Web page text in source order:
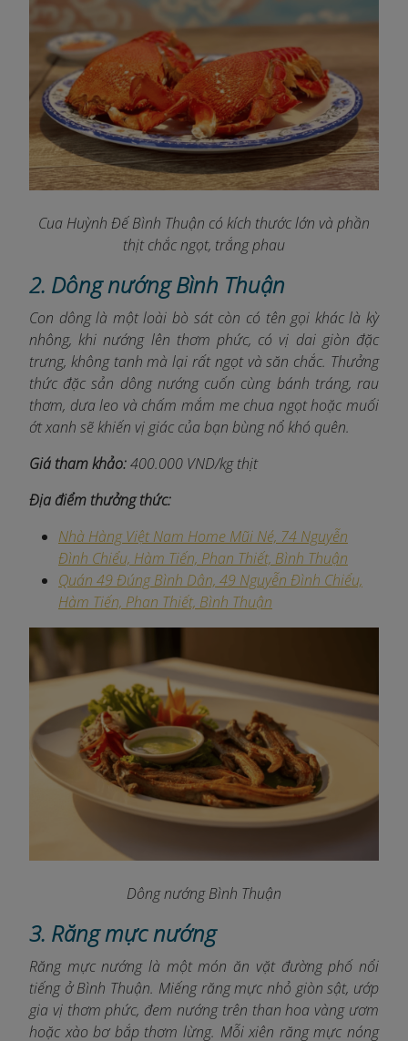
Cua Huỳnh Đế Bình Thuận có kích thước lớn và phần
thịt chắc ngọt, trắng phau
2. Dông nướng Bình Thuận
Con dông là một loài bò sát còn có tên gọi khác là kỳ
nhông, khi nướng lên thơm phức, có vị dai giòn đặc
trưng, không tanh mà lại rất ngọt và săn chắc. Thưởng
thức đặc sản dông nướng cuốn cùng bánh tráng, rau
thơm, dưa leo và chấm mắm me chua ngọt hoặc muối
ớt xanh sẽ khiến vị giác của bạn bùng nổ khó quên.
Giá tham khảo:400.000 VND/kg thịt
Địa điểm thưởng thức:
Nhà Hàng Việt Nam Home Mũi Né, 74 Nguyễn
Đình Chiểu, Hàm Tiến, Phan Thiết, Bình Thuận
Quán 49 Đúng Bình Dân, 49 Nguyễn Đình Chiểu,
Hàm Tiến, Phan Thiết, Bình Thuận
Dông nướng Bình Thuận
3. Răng mực nướng
Răng mực nướng là một món ăn vặt đường phố nổi
tiếng ở Bình Thuận. Miếng răng mực nhỏ giòn sật, ướp
gia vị thơm phức, đem nướng trên than hoa vàng ươm
hoặc xào bơ bắp thơm lừng. Mỗi xiên răng mực nóng